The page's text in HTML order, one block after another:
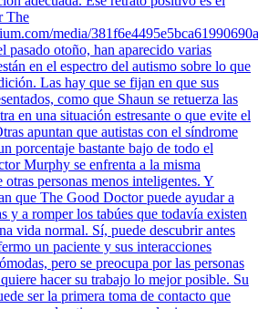
The
media/
pasado otoño, han aparecido varias
en el espectro del autismo sobre lo que
Las hay que se fijan en que sus
como que Shaun se retuerza las
en una situación estresante o que evite el
apuntan que autistas con el síndrome
porcentaje bastante bajo de todo el
Murphy se enfrenta a la misma
personas menos inteligentes. Y
que The Good Doctor puede ayudar a
y a romper los tabúes que todavía existen
vida normal. Sí, puede descubrir antes
un paciente y sus interacciones
pero se preocupa por las personas
hacer su trabajo lo mejor posible. Su
ser la primera toma de contacto que